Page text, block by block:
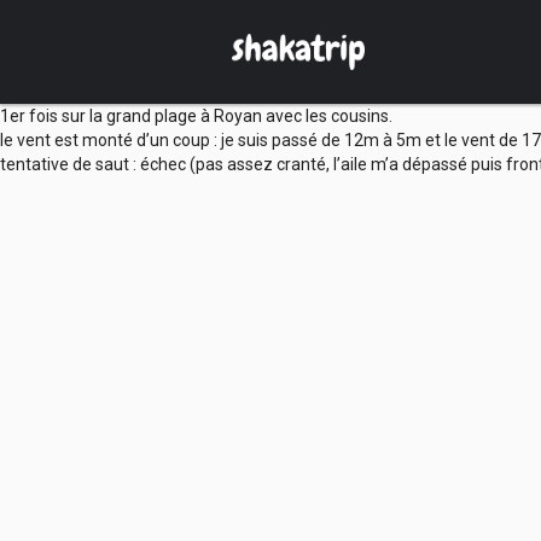
1er fois sur la grand plage à Royan avec les cousins.
le vent est monté d’un coup : je suis passé de 12m à 5m et le vent de
tentative de saut : échec (pas assez cranté, l’aile m’a dépassé puis